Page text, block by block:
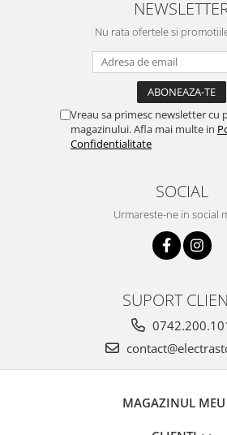
Nu rata ofertele si
Vreau sa primesc newsletter cu
magazinului. Afla mai multe in
Confidentialitate
SOCIAL
Urmareste-ne in social
SUPORT
MAGAZINUL MEU